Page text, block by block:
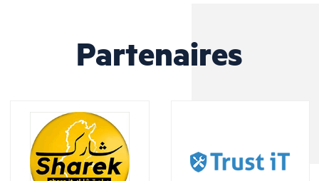
Partenaires